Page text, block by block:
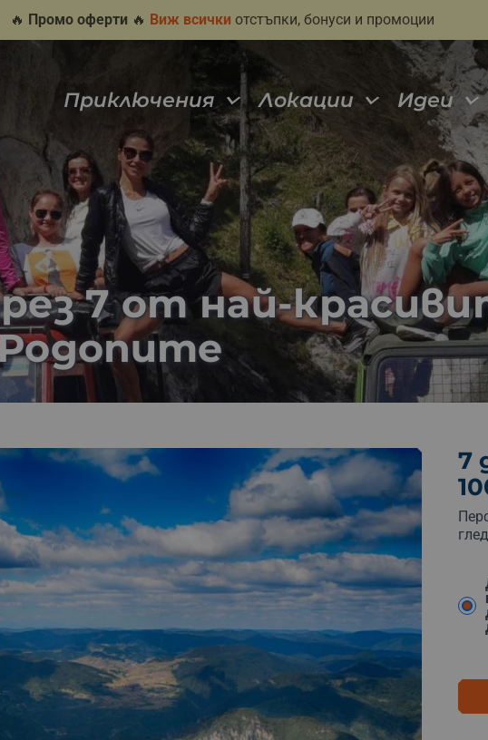
🔥 Промо оферти 🔥 Виж всички отстъпки, бонуси и промоции
Приключения Локации Идеи
7 от най-
7